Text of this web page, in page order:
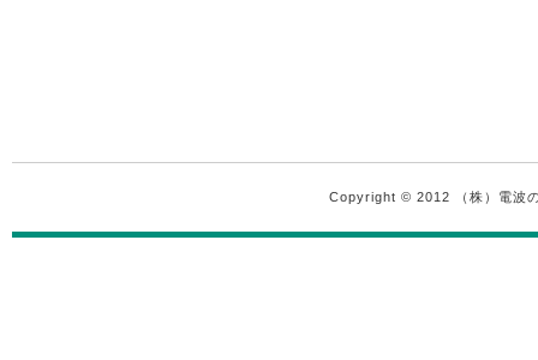
Copyright © 2012 （株）電波